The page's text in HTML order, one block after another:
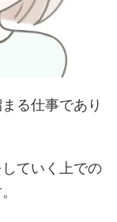
る仕事であり
ていく上での